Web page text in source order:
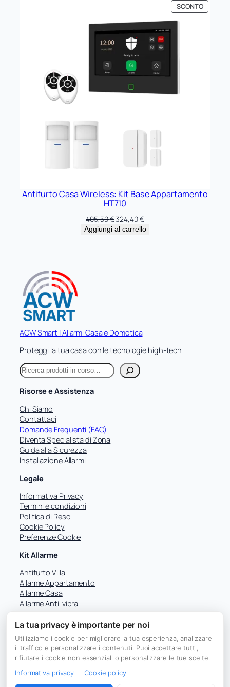
514,90 €.411,92 €.
SCONTO
IN
Antifurto Casa Wireless: Kit Base Appartamento
HT710
405,50€Il
prezzo
324,40€Il
prezzo
Aggiungi al carrello
ACW Smart | Allarmi Casa e Domotica
Proteggi la tua casa con le tecnologie high-tech
C
e
r
a
Risorse e Assistenza
Chi Siamo
Contattaci
Domande Frequenti (FAQ)
Diventa Specialista di Zona
Guida alla Sicurezza
Installazione Allarmi
Legale
Informativa Privacy
Termini e condizioni
Politica di Reso
Cookie Policy
Preferenze Cookie
Kit Allarme
Antifurto Villa
Allarme Appartamento
Allarme Casa
Allarme Anti-vibra
Facebook
© 2026 ACW Smart – Sicurezza Professionale
La tua privacy è importante per noi
Utilizziamo i cookie per migliorare la tua esperienza, analizzare
il traffico e personalizzare i contenuti. Puoi accettare tutti,
rifiutare i cookie non essenziali o personalizzare le tue scelte.
Informativa privacy
Cookie policy